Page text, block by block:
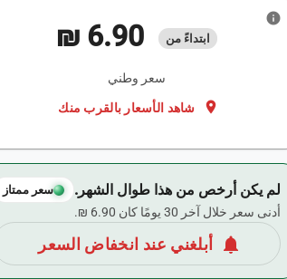
ابتداءً من ‏6.90 ₪
سعر وطني
location_on شاهد الأسعار بالقرب منك
info
لم يكن أرخص من هذا طوال الشهر. سعر ممتاز
أدنى سعر خلال آخر 30 يومًا كان ‏6.90 ₪.
notifications أبلغني عند انخفاض السعر